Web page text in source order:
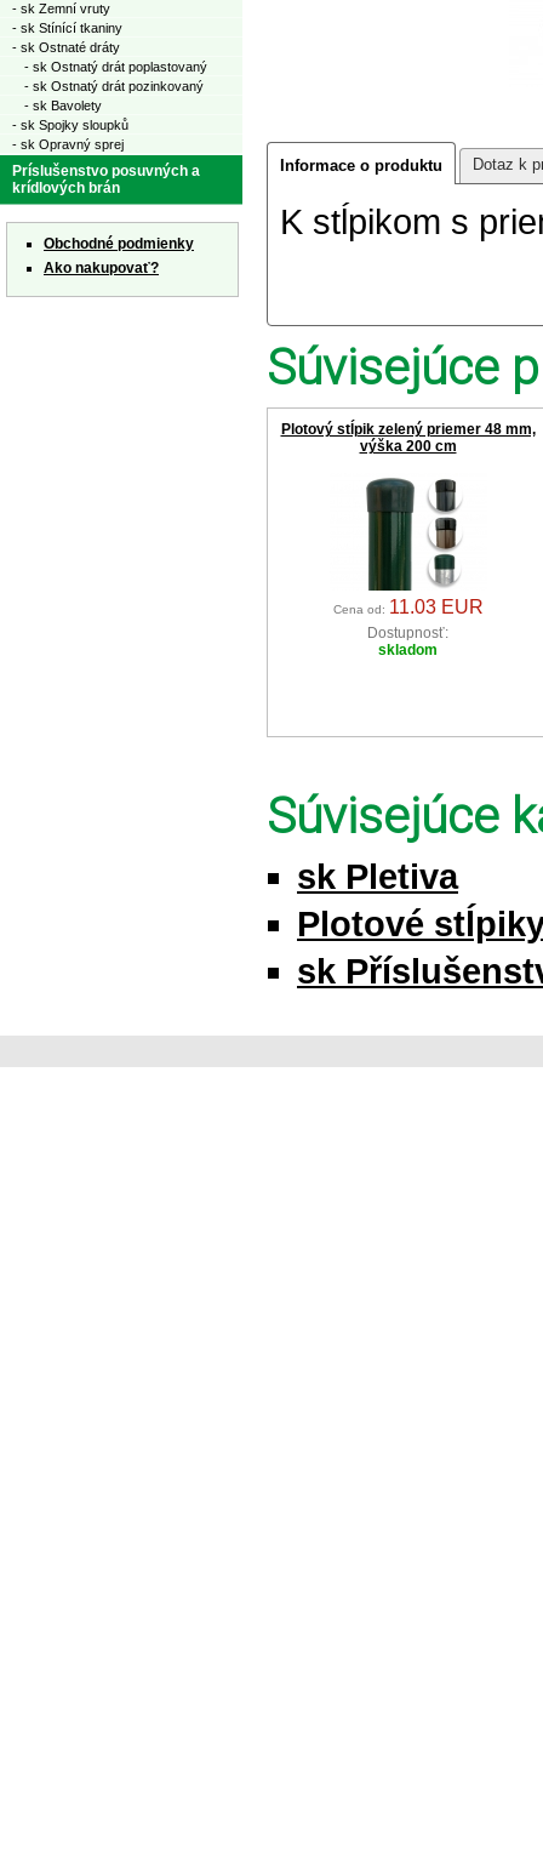
Informace o produktu Dotaz k
K stĺpikom s
Súvisejúce
Plotový stĺpik zelený priemer 48 mm,
výška 200 cm
Cena od: 11.03 EUR
Dostupnosť:
skladom
Súvisejúce
sk Pletiva
Plotové
sk
- sk Zemní vruty
- sk Stínící tkaniny
- sk Ostnaté dráty
- sk Ostnatý drát poplastovaný
- sk Ostnatý drát pozinkovaný
- sk Bavolety
- sk Spojky sloupků
- sk Opravný sprej
Príslušenstvo posuvných a
krídlových brán
Obchodné podmienky
Ako nakupovať?